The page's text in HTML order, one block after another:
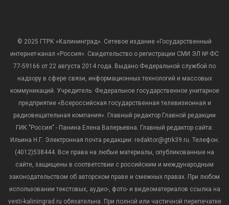
© 2025 ГТРК «Калининград». Сетевое издание «Государственный
интернет-канал «Россия». Свидетельство о регистрации СМИ ЭЛ № ФС
77-59166 от 22 августа 2014 года. Выдано Федеральной службой по
надзору в сфере связи, информационных технологий и массовых
коммуникаций. Учредитель: Федеральное государственное унитарное
предприятие «Всероссийская государственная телевизионная и
радиовещательная компания». Главный редактор Главной редакции
ГИК "Россия" - Панина Елена Валерьевна. Главный редактор сайта:
Ильина Н.Г. Электронная почта редакции: redaktor@gtrk39.ru. Телефон:
(4012)538444. Все права на любые материалы, опубликованные на
сайте, защищены в соответствии с российским и международным
законодательством об авторском праве и смежных правах. При любом
использовании текстовых, аудио-, фото- и видеоматериалов ссылка на
vesti-kaliningrad.ru обязательна. При полной или частичной перепечатке